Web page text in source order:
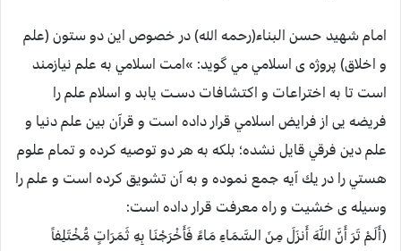
امام شهيد حسن البناء(رحمه الله) در خصوص اين دو ستون (علم
و اخلاق) پروژه ی اسلامي مي گويد:‌ »امت اسلامي به علم نيازمند
است تا به اختراعات و اكتشافات دسـت يابد و اسلام علم را
فريضه یی از فرايض اسلامي قرار داده است و قرآن بين علم دنيا و
علم دين فرقي قايل نشده؛ بلكه به هر دو توصيه كرده و تمام علوم
هستي را در يك آيه جمع نموده و به آن تشويق كرده است و علم را
وسيله ی خشيت و راه معرفت قرار داده است:
(أَلَمْ تَرَ أَنَّ اللَّهَ أَنزَلَ مِنَ السَّمَاءِ مَاءً فَأَخْرَجْنَا بِهِ ثَمَرَاتٍ مُّخْتَلِفاً